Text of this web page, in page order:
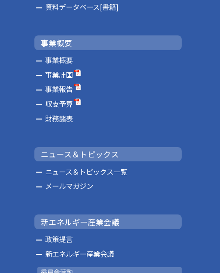
資料データベース[書籍]
事業概要
事業概要
事業計画
事業報告
収支予算
財務諸表
ニュース＆トピックス
ニュース＆トピックス一覧
メールマガジン
新エネルギー産業会議
政策提言
新エネルギー産業会議